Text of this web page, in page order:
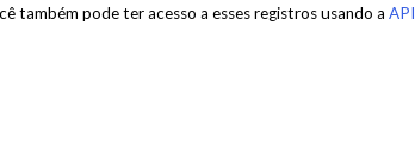
também pode ter acesso a esses registros usando a API